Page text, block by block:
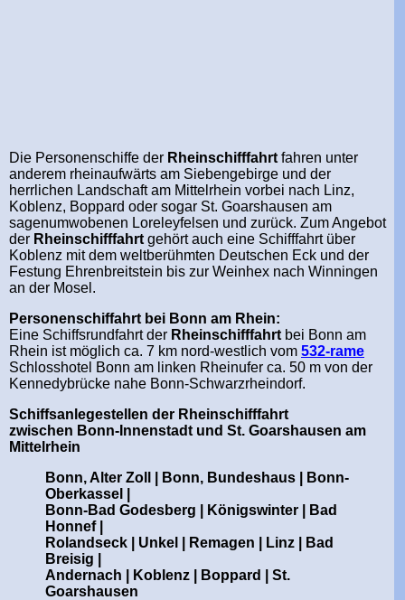
Die Personenschiffe der Rheinschifffahrt fahren unter
anderem rheinaufwärts am Siebengebirge und der
herrlichen Landschaft am Mittelrhein vorbei nach Linz,
Koblenz, Boppard oder sogar St. Goarshausen am
sagenumwobenen Loreleyfelsen und zurück. Zum Angebot
der Rheinschifffahrt gehört auch eine Schifffahrt über
Koblenz mit dem weltberühmten Deutschen Eck und der
Festung Ehrenbreitstein bis zur Weinhex nach Winningen
an der Mosel.
Personenschiffahrt bei Bonn am Rhein:
Eine Schiffsrundfahrtder Rheinschifffahrt bei Bonn am
Rhein ist möglich ca. 7 km nord-westlich vom 532-rame
Schlosshotel Bonn am linken Rheinufer ca. 50 m von der
Kennedybrücke nahe Bonn-Schwarzrheindorf.
Schiffsanlegestellen der Rheinschifffahrt
zwischen Bonn-Innenstadt und St. Goarshausen am
Mittelrhein
Bonn, Alter Zoll | Bonn, Bundeshaus | Bonn-
Oberkassel |
Bonn-Bad Godesberg | Königswinter | Bad
Honnef |
Rolandseck | Unkel | Remagen | Linz | Bad
Breisig |
Andernach | Koblenz | Boppard | St.
Goarshausen